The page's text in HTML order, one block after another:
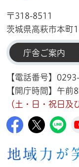
〒318-8511
茨城県高萩市本町
庁舎ご案内
【電話番号】
【開庁時間】午
（土・日・祝日及
高萩市公式
高萩